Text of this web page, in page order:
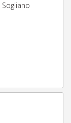
Sogliano